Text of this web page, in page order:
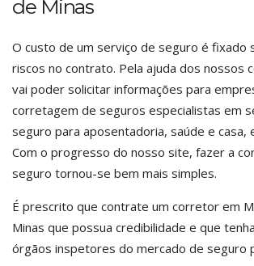
de Minas
O custo de um serviço de seguro é fixado
riscos no contrato. Pela ajuda dos nossos
vai poder solicitar informações para
corretagem de seguros especialistas em
seguro para aposentadoria, saúde e casa,
Com o progresso do nosso site, fazer a
seguro tornou-se bem mais simples.
É prescrito que contrate um corretor em
Minas que possua credibilidade e que
órgãos inspetores do mercado de seguro